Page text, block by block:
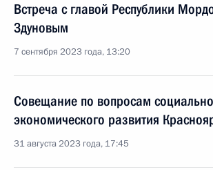
Встреча с главой Республики
Здуновым
7 сентября 2023 года, 13:20
Совещание по вопросам
экономического развития
31 августа 2023 года, 17:45